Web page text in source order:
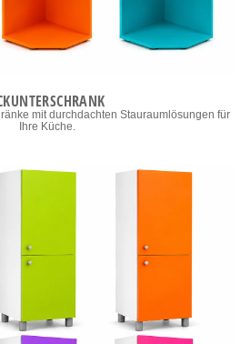
mit durchdachten Stauraumlösungen für
Ihre Küche.